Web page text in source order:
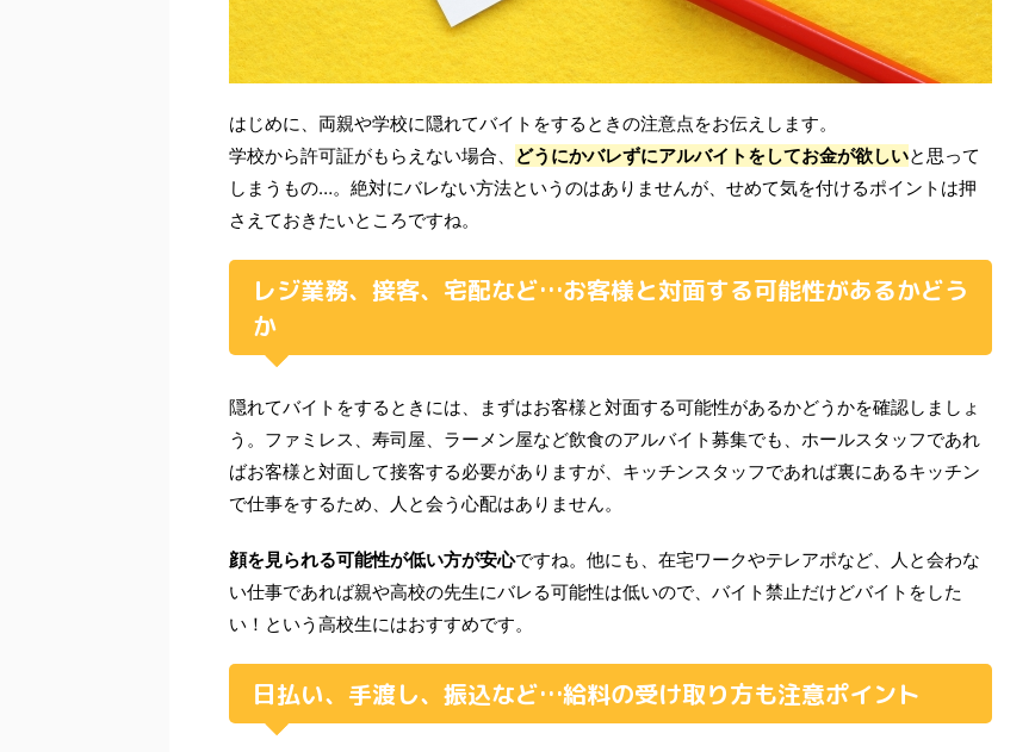
はじめに、両親や学校に隠れてバイトをするときの注意点をお伝えします。
学校から許可証がもらえない場合、
どうにかバレずにアルバイトをしてお金が欲しいと思って
しまうもの…。絶対にバレない方法というのはありませんが、せめて気を付けるポイントは押
さえておきたいところですね。
レジ業務、接客、宅配など…お客様と対面する可能性があるかどう
か
隠れてバイトをするときには、まずはお客様と対面する可能性があるかどうかを確認しましょ
う。ファミレス、寿司屋、ラーメン屋など飲食のアルバイト募集でも、ホールスタッフであれ
ばお客様と対面して接客する必要がありますが、キッチンスタッフであれば裏にあるキッチン
で仕事をするため、人と会う心配はありません。
顔を見られる可能性が低い方が安心ですね。他にも、在宅ワークやテレアポなど、人と会わな
い仕事であれば親や高校の先生にバレる可能性は低いので、バイト禁止だけどバイトをした
い！という高校生にはおすすめです。
日払い、手渡し、振込など…給料の受け取り方も注意ポイント